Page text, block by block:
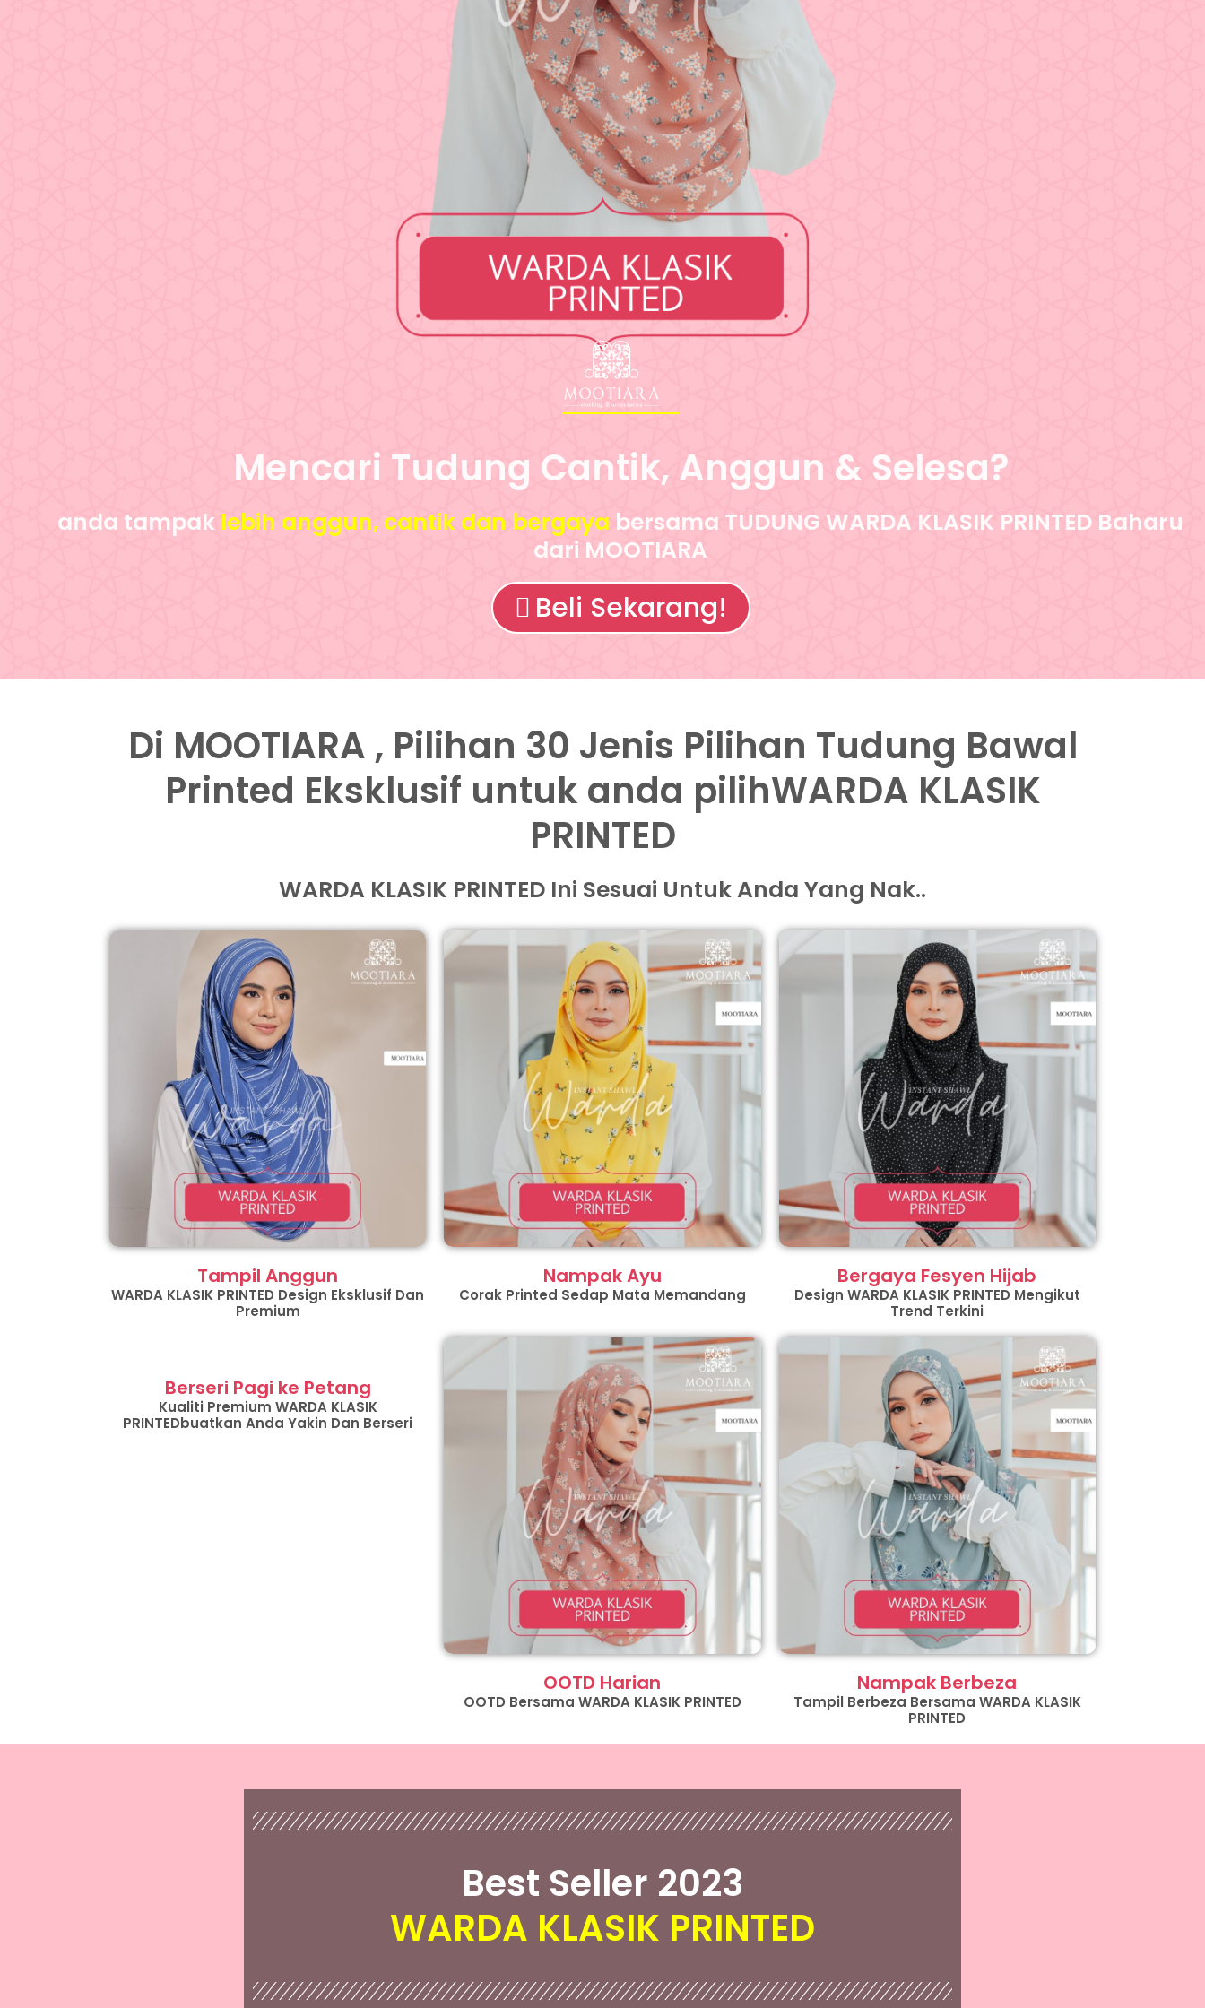
Mencari Tudung Cantik, Anggun & Selesa?
anda tampak lebih anggun, cantik dan bergaya bersama TUDUNG WARDA KLASIK PRINTED Baharu
dari MOOTIARA
Beli Sekarang!
Di MOOTIARA , Pilihan 30 Jenis Pilihan Tudung Bawal
Printed Eksklusif untuk anda pilihWARDA KLASIK
PRINTED
WARDA KLASIK PRINTED Ini Sesuai Untuk Anda Yang Nak..
Tampil Anggun
WARDA KLASIK PRINTED Design Eksklusif Dan
Premium
Nampak Ayu
Corak Printed Sedap Mata Memandang
Bergaya Fesyen Hijab
Design WARDA KLASIK PRINTED Mengikut
Trend Terkini
Berseri Pagi ke Petang
Kualiti Premium WARDA KLASIK
PRINTEDbuatkan Anda Yakin Dan Berseri
OOTD Harian
OOTD Bersama WARDA KLASIK PRINTED
Nampak Berbeza
Tampil Berbeza Bersama WARDA KLASIK
PRINTED
Best Seller 2023
WARDA KLASIK PRINTED